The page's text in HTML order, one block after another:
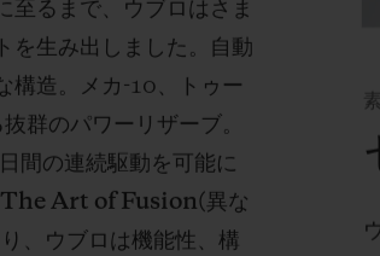
至るまで、ウブロはさま
を生み出しました。自動
構造。メカ-10 、トゥー
群のパワーリザーブ。
日間の連続駆動を可能に
The Art of Fusion(異な
、ウブロは機能性、構